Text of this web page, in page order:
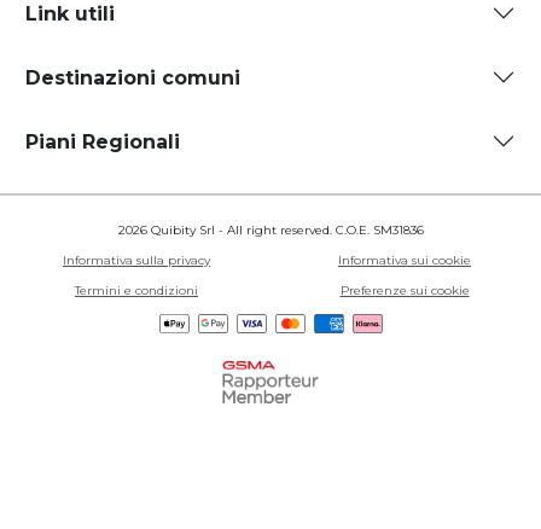
Link utili
Destinazioni comuni
Piani Regionali
2026 Quibity Srl - All right reserved. C.O.E. SM31836
Informativa sulla privacy
Informativa sui cookie
Termini e condizioni
Preferenze sui cookie